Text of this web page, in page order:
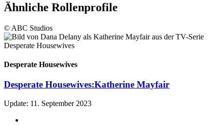
Ähnliche Rollenprofile
© ABC Studios
Desperate Housewives
Desperate Housewives:Katherine Mayfair
Update: 11. September 2023